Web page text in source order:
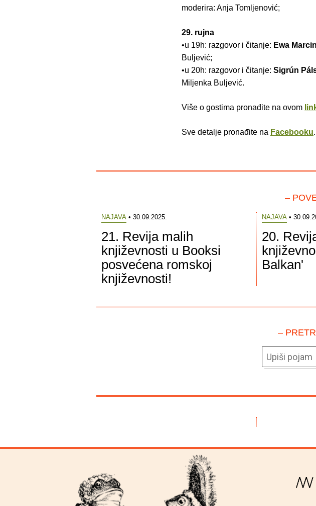
moderira: Anja Tomljenović;
29. rujna
•u 19h: razgovor i čitanje: Ewa
Buljević;
•u 20h: razgovor i čitanje: Sigrún
Miljenka Buljević.
Više o gostima pronađite na ovom
Sve detalje pronađite na Facebooku.
–
NAJAVA• 30.09.2025.
21. Revija malih
književnosti u Booksi
posvećena romskoj
književnosti!
NAJAVA•
20.
Balkan'
–